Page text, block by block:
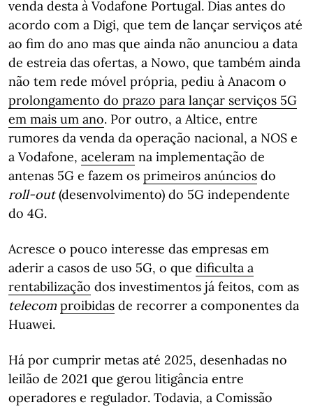
venda desta à Vodafone Portugal. Dias antes do
acordo com a Digi, que tem de lançar serviços até
ao fim do ano mas que ainda não anunciou a data
de estreia das ofertas, a Nowo, que também ainda
não tem rede móvel própria, pediu à Anacom o
prolongamento do prazo para lançar serviços 5G
em mais um ano. Por outro, a Altice, entre
rumores da venda da operação nacional, a NOS e
a Vodafone, aceleram na implementação de
antenas 5G e fazem os primeiros anúncios do
roll-out(desenvolvimento) do 5G independente
do 4G.
Acresce o pouco interesse das empresas em
aderir a casos de uso 5G, o que dificulta a
rentabilização dos investimentos já feitos, com as
telecom proibidas de recorrer a componentes da
Huawei.
Há por cumprir metas até 2025, desenhadas no
leilão de 2021 que gerou litigância entre
operadores e regulador. Todavia, a Comissão